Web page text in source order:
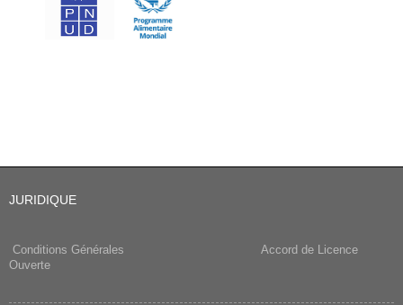
JURIDIQUE
Conditions Générales
Accord de Licence
Ouverte